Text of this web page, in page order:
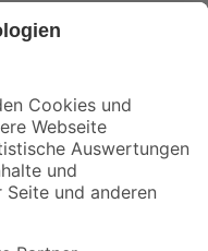
mehr verpassen!